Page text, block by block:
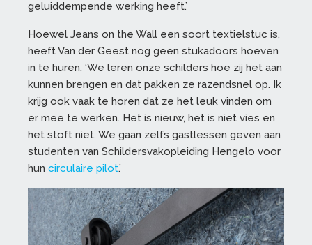
geluiddempende werking heeft.’
Hoewel Jeans on the Wall een soort textielstuc is,
heeft Van der Geest nog geen stukadoors hoeven
in te huren. ‘We leren onze schilders hoe zij het aan
kunnen brengen en dat pakken ze razendsnel op. Ik
krijg ook vaak te horen dat ze het leuk vinden om
er mee te werken. Het is nieuw, het is niet vies en
het stoft niet. We gaan zelfs gastlessen geven aan
studenten van Schildersvakopleiding Hengelo voor
hun circulaire pilot.’